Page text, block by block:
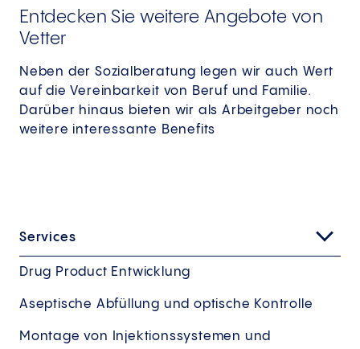
Entdecken Sie weitere Angebote von
Vetter
Neben der Sozialberatung legen wir auch Wert
auf die Vereinbarkeit von Beruf und Familie.
Darüber hinaus bieten wir als Arbeitgeber noch
weitere interessante Benefits
Services
Drug Product Entwicklung
Aseptische Abfüllung und optische Kontrolle
Montage von Injektionssystemen und